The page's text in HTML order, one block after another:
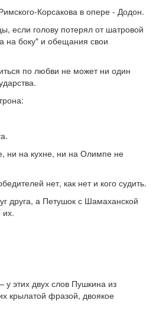
Корсакова в опере - Додон.
если голову потерял от шатровой
на боку" и обещания свои
по любви не может ни один
ни на кухне, ни на Олимпе не
нет, как нет и кого судить.
друга, а Петушок с Шамаханской
этих двух слов Пушкина из
крылатой фразой, двоякое